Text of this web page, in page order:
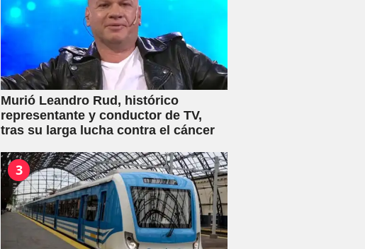
Murió Leandro Rud, histórico
representante y conductor de TV,
tras su larga lucha contra el cáncer
3